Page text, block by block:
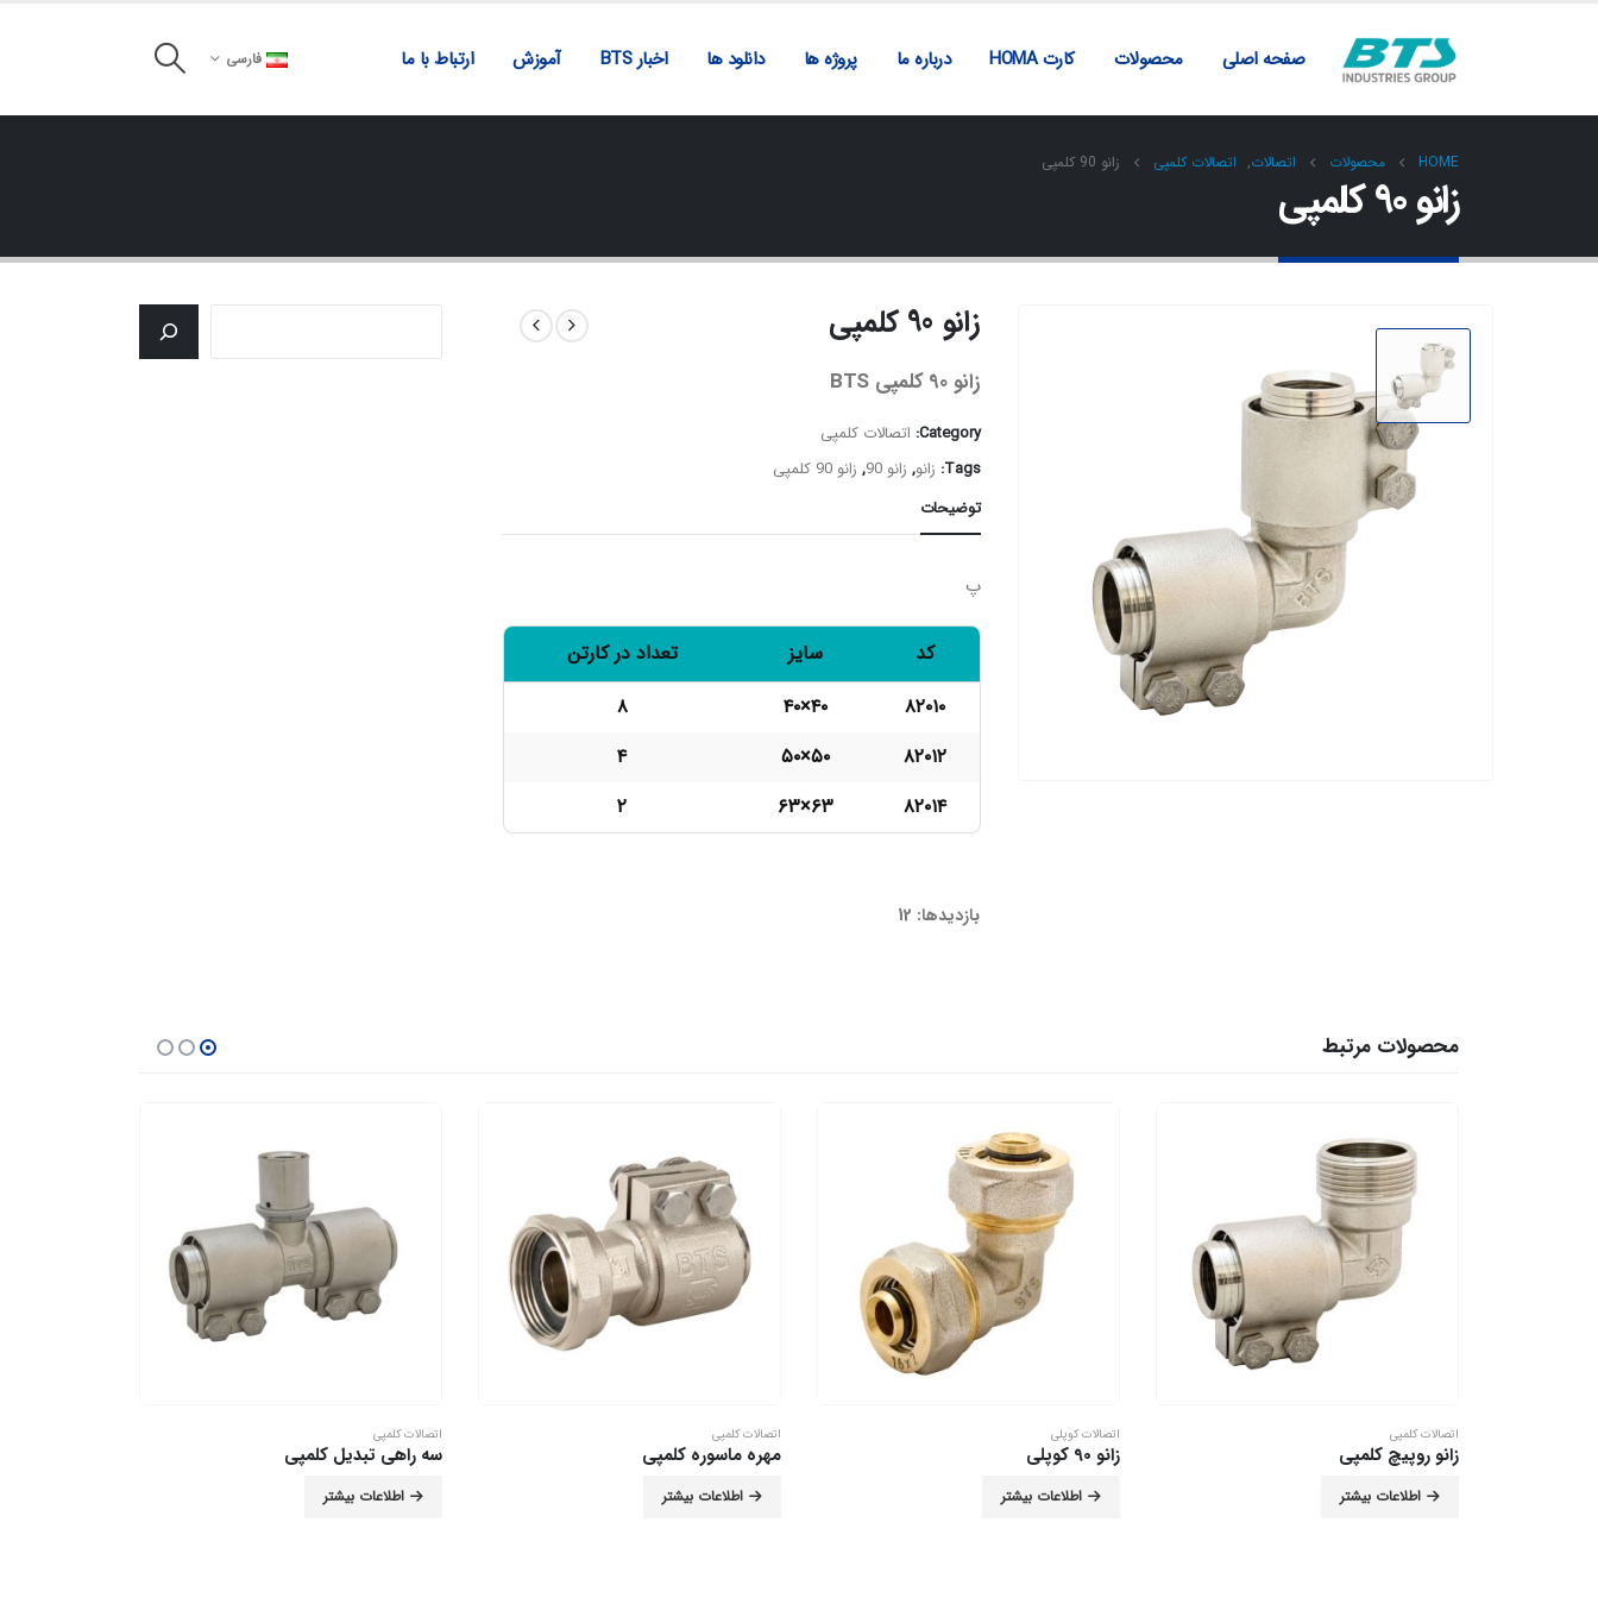
صفحه اصلی محصولات کارت HOMA درباره ما پروژه ها دانلود ها اخبار BTS آموزش ارتباط با ما فارسی
HOME محصولات اتصالات, اتصالات کلمپی زانو 90 کلمپی
زانو 90 کلمپی
زانو 90 کلمپی
زانو 90 کلمپی BTS
Category: اتصالات کلمپی
Tags: زانو, زانو 90 , زانو 90 کلمپی
توضیحات
پ
کد سایز
تعداد در کارتن
۸۲۰۱۰
۴٠×۴٠
۸
۸۲۰۱۲
۵۰×۵۰
۴
۸۲۰۱۴
۶۳×۶۳ ۲
بازدیدها: 12
محصولات مرتبط
اتصالات کلمپی
زانو روپیچ کلمپی
اطلاعات بیشتر
اتصالات کوپلی
زانو 90 کوپلی
اطلاعات بیشتر
اتصالات کلمپی
مهره ماسوره کلمپی
اطلاعات بیشتر
اتصالات کلمپی
سه راهی تبدیل کلمپی
اطلاعات بیشتر